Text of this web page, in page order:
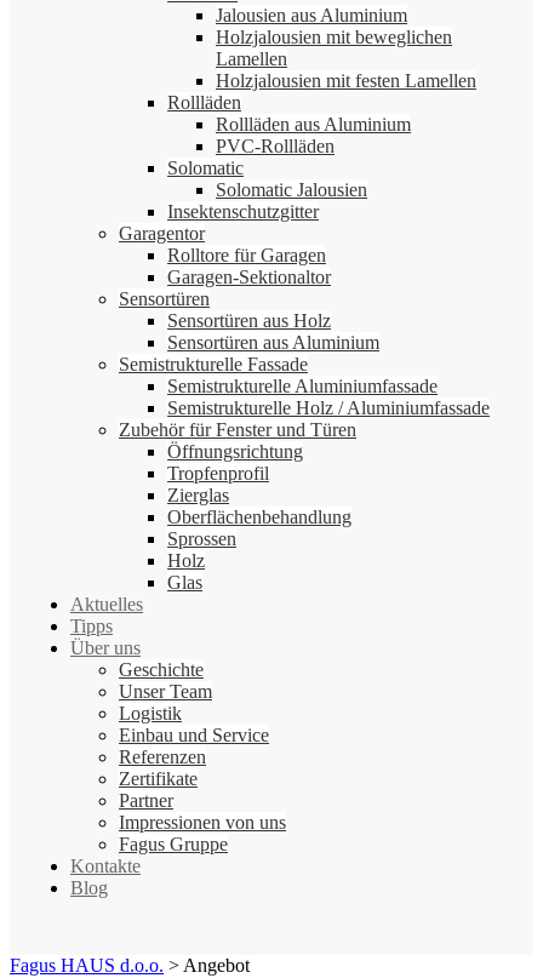
Jalousien aus Aluminium
Holzjalousien mit beweglichen
Lamellen
Holzjalousien mit festen Lamellen
Rollläden
Rollläden aus Aluminium
PVC-Rollläden
Solomatic
Solomatic Jalousien
Insektenschutzgitter
Garagentor
Rolltore für Garagen
Garagen-Sektionaltor
Sensortüren
Sensortüren aus Holz
Sensortüren aus Aluminium
Semistrukturelle Fassade
Semistrukturelle Aluminiumfassade
Semistrukturelle Holz / Aluminiumfassade
Zubehör für Fenster und Türen
Öffnungsrichtung
Tropfenprofil
Zierglas
Oberflächenbehandlung
Sprossen
Holz
Glas
Aktuelles
Tipps
Über uns
Geschichte
Unser Team
Logistik
Einbau und Service
Referenzen
Zertifikate
Partner
Impressionen von uns
Fagus Gruppe
Kontakte
Blog
Fagus HAUS d.o.o. > Angebot